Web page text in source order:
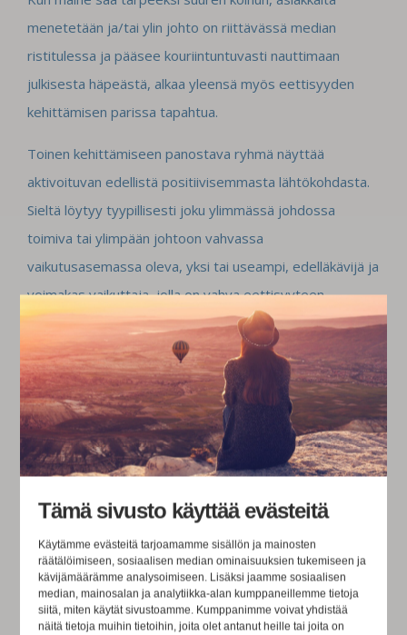
Tämä sivusto käyttää evästeitä
Käytämme evästeitä tarjoamamme sisällön ja mainosten
räätälöimiseen, sosiaalisen median ominaisuuksien tukemiseen ja
kävijämäärämme analysoimiseen. Lisäksi jaamme sosiaalisen
median, mainosalan ja analytiikka-alan kumppaneillemme tietoja
siitä, miten käytät sivustoamme. Kumppanimme voivat yhdistää
näitä tietoja muihin tietoihin, joita olet antanut heille tai joita on
menetetään ja/tai ylin johto on riittävässä median
ristitulessa ja pääsee kouriintuntuvasti nauttimaan
julkisesta häpeästä, alkaa yleensä myös eettisyyden
kehittämisen parissa tapahtua.
Toinen kehittämiseen panostava ryhmä näyttää
aktivoituvan edellistä positiivisemmasta lähtökohdasta.
Sieltä löytyy tyypillisesti joku ylimmässä johdossa
toimiva tai ylimpään johtoon vahvassa
vaikutusasemassa oleva, yksi tai useampi, edelläkävijä ja
voimakas vaikuttaja, jolla on vahva eettisyyteen
kytkeytyvä arvopohja. Eettisyys ei näiden henkilöiden
mielestä ole pelkästään riskien hallintaa tai liiketoimintaa,
vaan se on itsessään tärkeää. Tutkimustietokin
kannustaa lähestymistapaan, jossa eettisyyttä pidetään
velvollisuutena ja itseisarvona riippumatta seurauksista.
Vaikka eettisyydellä onkin liiketoimintaan paljon
eettisyys nähdään vain esim. keinona tehdä rahaa.
Muiden esimerkki, tutkimukset ja logiikka eivät
kuitenkaan tunnu vakuuttavan niitä, jotka eivät vielä ole
tietoisia eettisyyden merkityksestä liiketoiminnassa. Se,